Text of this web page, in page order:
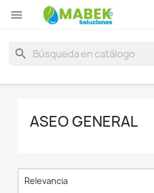

search
ASEO GENERAL
Relevancia